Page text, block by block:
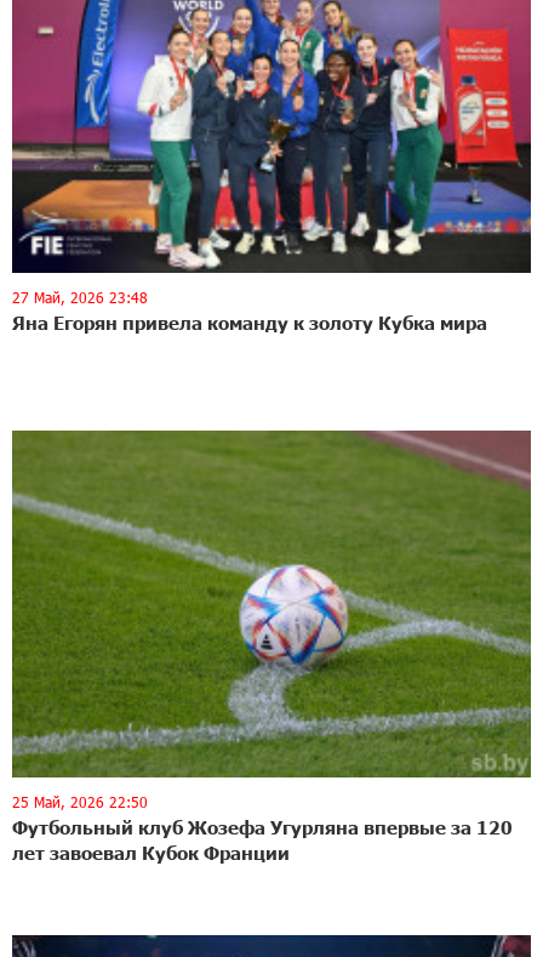
27 Май, 2026 23:48
Яна Егорян привела команду к золоту Кубка мира
25 Май, 2026 22:50
Футбольный клуб Жозефа Угурляна впервые за 120
лет завоевал Кубок Франции